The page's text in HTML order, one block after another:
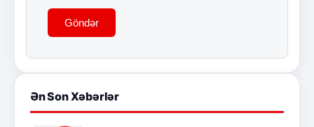
Göndər
Ən Son Xəbərlər